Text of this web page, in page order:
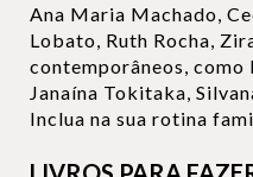
Ana Maria Machado,
Lobato, Ruth Rocha,
contemporâneos, como
Janaína Tokitaka,
Inclua na sua rotina